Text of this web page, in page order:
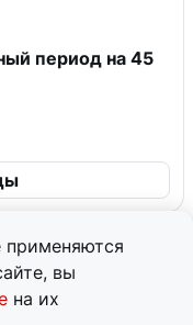
вы
на их
период на 45